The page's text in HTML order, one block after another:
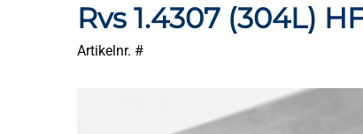
Rvs 1.4307 (304L)
Artikelnr. #